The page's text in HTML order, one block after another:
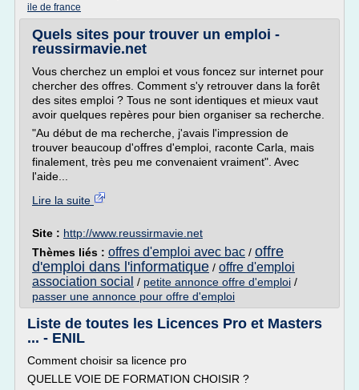
ile de france
Quels sites pour trouver un emploi -
reussirmavie.net
Vous cherchez un emploi et vous foncez sur internet pour
chercher des offres. Comment s'y retrouver dans la forêt
des sites emploi ? Tous ne sont identiques et mieux vaut
avoir quelques repères pour bien organiser sa recherche.
"Au début de ma recherche, j'avais l'impression de
trouver beaucoup d'offres d'emploi, raconte Carla, mais
finalement, très peu me convenaient vraiment". Avec
l'aide...
Lire la suite
Site : http://www.reussirmavie.net
Thèmes liés : offres d'emploi avec bac / offre
d'emploi dans l'informatique / offre d'emploi
association social / petite annonce offre d'emploi /
passer une annonce pour offre d'emploi
Liste de toutes les Licences Pro et Masters
... - ENIL
Comment choisir sa licence pro
QUELLE VOIE DE FORMATION CHOISIR ?